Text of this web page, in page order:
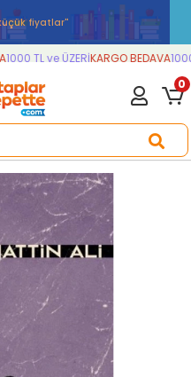
, küçük fiyatlar''
TL ve ÜZERİKARGO BEDAVA1000
0